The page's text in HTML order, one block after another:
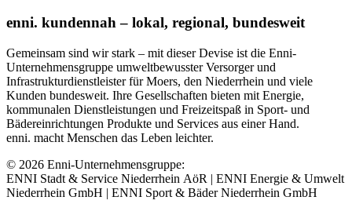
enni. kundennah – lokal, regional, bundesweit
Gemeinsam sind wir stark – mit dieser Devise ist die Enni-
Unternehmensgruppe umweltbewusster Versorger und
Infrastrukturdienstleister für Moers, den Niederrhein und viele
Kunden bundesweit. Ihre Gesellschaften bieten mit Energie,
kommunalen Dienstleistungen und Freizeitspaß in Sport- und
Bädereinrichtungen Produkte und Services aus einer Hand.
enni. macht Menschen das Leben leichter.
© 2026 Enni-Unternehmensgruppe:
ENNI Stadt & Service Niederrhein AöR | ENNI Energie & Umwelt
Niederrhein GmbH | ENNI Sport & Bäder Niederrhein GmbH